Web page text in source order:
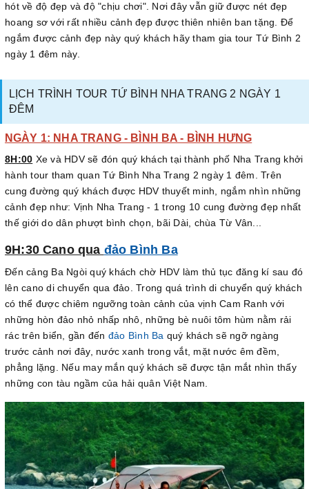
hót về độ đẹp và độ "chịu chơi". Nơi đây vẫn giữ được nét đẹp
hoang sơ với rất nhiều cảnh đẹp được thiên nhiên ban tặng. Để
ngắm được cảnh đẹp này quý khách hãy tham gia tour Tứ Bình 2
ngày 1 đêm này.
LỊCH TRÌNH TOUR TỨ BÌNH NHA TRANG 2 NGÀY 1
ĐÊM
NGÀY 1: NHA TRANG - BÌNH BA - BÌNH HƯNG
8H:00 Xe và HDV sẽ đón quý khách tại thành phố Nha Trang khởi
hành tour tham quan Tứ Bình Nha Trang 2 ngày 1 đêm. Trên
cung đường quý khách được HDV thuyết minh, ngắm nhìn những
cảnh đẹp như: Vịnh Nha Trang - 1 trong 10 cung đường đẹp nhất
thế giới do dân phượt bình chọn, bãi Dài, chùa Từ Vân...
9H:30 Cano qua đảo Bình Ba
Đến cảng Ba Ngòi quý khách chờ HDV làm thủ tục đăng kí sau đó
lên cano di chuyển qua đảo. Trong quá trình di chuyển quý khách
có thể được chiêm ngưỡng toàn cảnh của vịnh Cam Ranh với
những hòn đảo nhỏ nhấp nhô, những bè nuôi tôm hùm nằm rải
rác trên biển, gần đến đảo Bình Ba quý khách sẽ ngỡ ngàng
trước cảnh nơi đây, nước xanh trong vắt, mặt nước êm đềm,
phẳng lặng. Nếu may mắn quý khách sẽ được tận mắt nhìn thấy
những con tàu ngầm của hải quân Việt Nam.